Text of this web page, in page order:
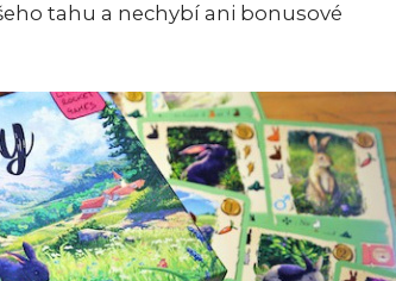
tahu a nechybí ani bonusové